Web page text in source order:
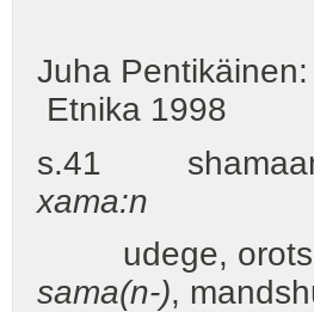
Juha Pentikäinen:
Etnika 1998
s.41
xama:n
udege,
sama(n-),